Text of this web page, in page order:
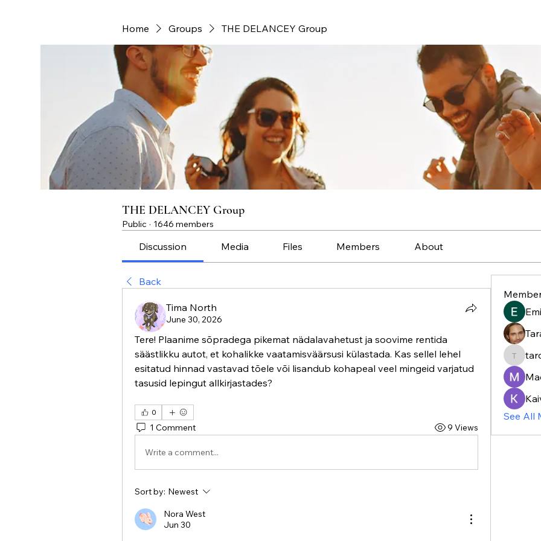
Home Groups THE DELANCEY Group
THE DELANCEY Group
Public · 1646 members
Discussion Media Files Members About
Back
Tima North
June 30, 2026
Tere! Plaanime sõpradega pikemat nädalavahetust ja soovime rentida
säästlikku autot, et kohalikke vaatamisväärsusi külastada. Kas sellel lehel
esitatud hinnad vastavad tõele või lisandub kohapeal veel mingeid varjatud
tasusid lepingut allkirjastades?
0
1 Comment 9 Views
Write a comment...
Sort by: Newest
Nora West
Jun 30
See All